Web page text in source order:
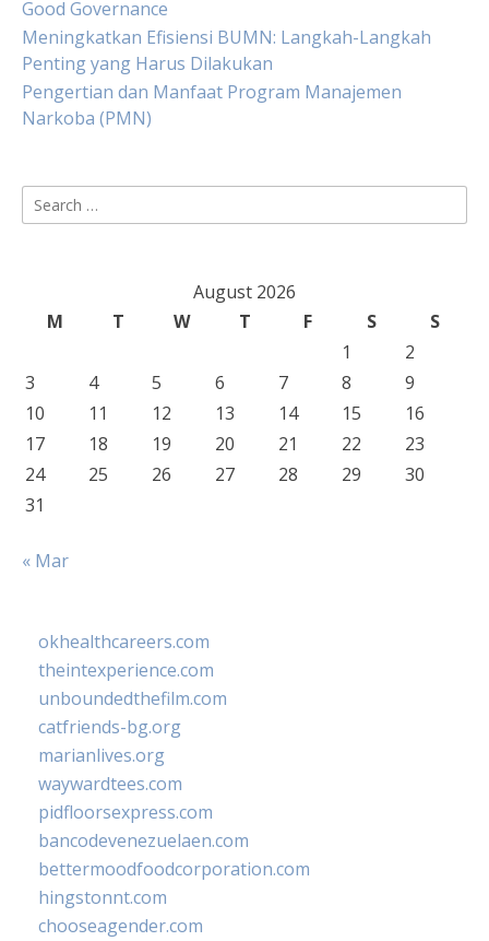
Good Governance
Meningkatkan Efisiensi BUMN: Langkah-Langkah
Penting yang Harus Dilakukan
Pengertian dan Manfaat Program Manajemen
Narkoba (PMN)
Search
for:
August 2026
M
T W T F S
S
1
2
3
4 5 6 7 8
9
10
11 12 13 14 15
16
17
18 19 20 21 22
23
24
25 26 27 28 29
30
31
« Mar
okhealthcareers.com
theintexperience.com
unboundedthefilm.com
catfriends-bg.org
marianlives.org
waywardtees.com
pidfloorsexpress.com
bancodevenezuelaen.com
bettermoodfoodcorporation.com
hingstonnt.com
chooseagender.com